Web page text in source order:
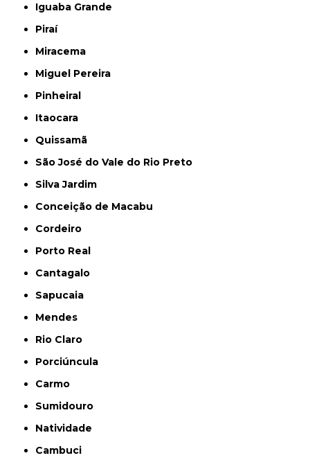
Iguaba Grande
Piraí
Miracema
Miguel Pereira
Pinheiral
Itaocara
Quissamã
São José do Vale do Rio Preto
Silva Jardim
Conceição de Macabu
Cordeiro
Porto Real
Cantagalo
Sapucaia
Mendes
Rio Claro
Porciúncula
Carmo
Sumidouro
Natividade
Cambuci